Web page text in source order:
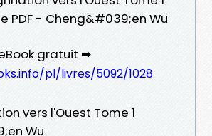
PDF - Cheng&#039;en Wu
gratuit ➡
pl/livres/5092/1028
vers l'Ouest Tome 1
Wu